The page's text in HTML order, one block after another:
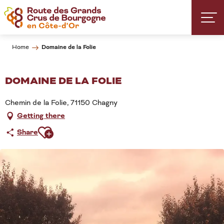
Aller
au
contenu
Home Domaine de la Folie
DOMAINE DE LA FOLIE
Chemin de la Folie, 71150 Chagny
Getting there
ShareAjouter aux favoris